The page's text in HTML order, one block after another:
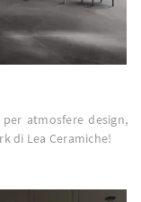
atmosfere design,
di Lea Ceramiche!